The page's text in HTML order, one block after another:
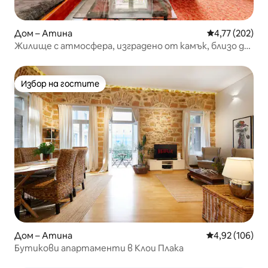
Дом – Атина Средна
4,77 (202)
Жилище с атмосфера, изградено от камък, близо до
Избор на гостите
Избор на гостите
Дом – Атина Средна
4,92 (106)
Бутикови апартаменти в Клои Плака